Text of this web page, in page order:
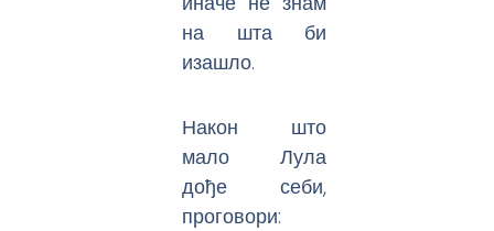
на шта би
изашло.
Након што
мало Лула
дође себи,
проговори: